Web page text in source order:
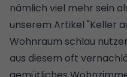
nämlich viel mehr sein
unserem Artikel "Keller
Wohnraum schlau
aus diesem oft